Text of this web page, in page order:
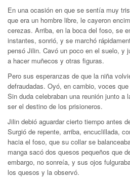
En una ocasión en que se sentía muy
que era un hombre libre, le cayeron
cerezas. Arriba, en la boca del foso, se
instantes, sonrió, y se marchó
pensó Jilin. Cavó un poco en el suelo, y
a hacer muñecos y otras figuras.
Pero sus esperanzas de que la niña
defraudadas. Oyó, en cambio, voces
Sin duda celebraban una reunión junto a
ser el destino de los prisioneros.
Jilin debió aguardar cierto tiempo antes
Surgió de repente, arriba, encuclillada,
hacia el foso, que su collar se
manga sacó dos quesos pequeños que
embargo, no sonreía, y sus ojos
los quesos y la observó.